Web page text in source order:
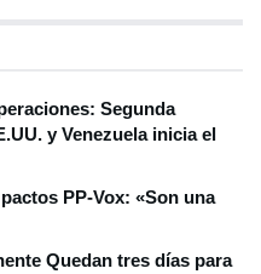
Segunda
y Venezuela inicia el
PP-Vox: «Son una
Quedan tres días para